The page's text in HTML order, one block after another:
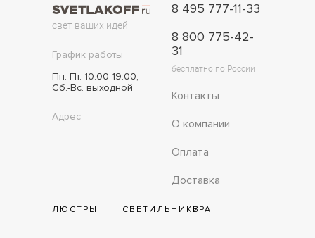
свет ваших идей
График работы
Пн.-Пт. 10:00-19:00,
Сб.-Вс. выходной
Адрес
8 495 777-11-33
8 800 775-42-
31
бесплатно по России
Контакты
О компании
Оплата
Доставка
ЛЮСТРЫ СВЕТИЛЬНИКИБРА